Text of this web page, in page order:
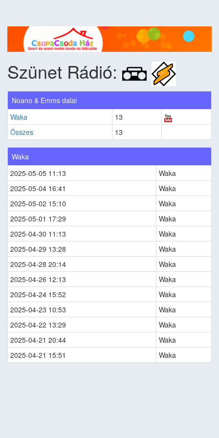
Szünet Rádió:
Noano & Emms dalai
Waka
13
Összes
13
Waka
2025-05-05 11:13
Waka
2025-05-04 16:41
Waka
2025-05-02 15:10
Waka
2025-05-01 17:29
Waka
2025-04-30 11:13
Waka
2025-04-29 13:28
Waka
2025-04-28 20:14
Waka
2025-04-26 12:13
Waka
2025-04-24 15:52
Waka
2025-04-23 10:53
Waka
2025-04-22 13:29
Waka
2025-04-21 20:44
Waka
2025-04-21 15:51
Waka